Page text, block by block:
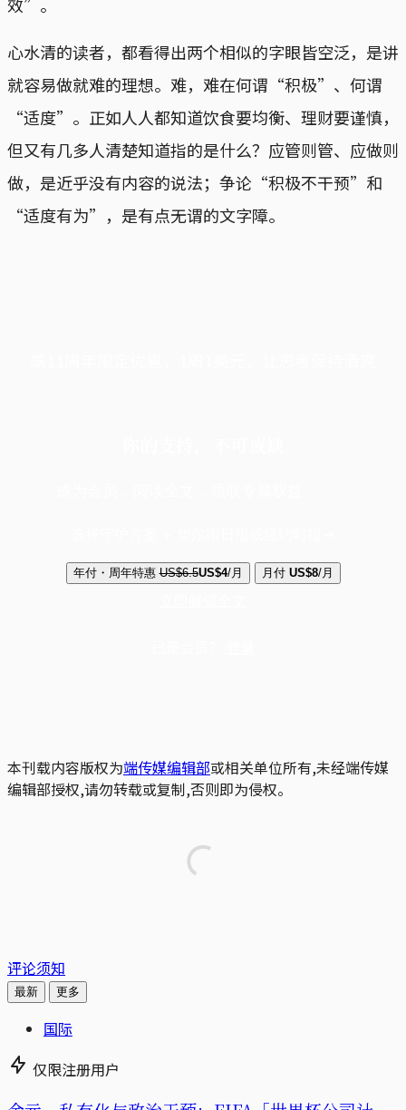
心水清的读者，都看得出两个相似的字眼皆空泛，是讲
就容易做就难的理想。难，难在何谓“积极”、何谓
“适度”。正如人人都知道饮食要均衡、理财要谨慎，
但又有几多人清楚知道指的是什么？应管则管、应做则
做，是近乎没有内容的说法；争论“积极不干预”和
“适度有为”，是有点无谓的文字障。
年付・周年特惠 US$6.5US$4/月 月付 US$8/月
本刊载内容版权为端传媒编辑部或相关单位所有,未经端传媒
编辑部授权,请勿转载或复制,否则即为侵权。
评论须知
最新 更多
国际
仅限注册用户